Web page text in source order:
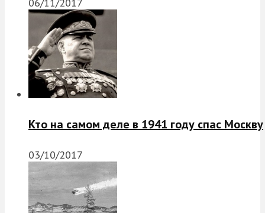
Кто на самом деле в 1941 году спас Москву
03/10/2017